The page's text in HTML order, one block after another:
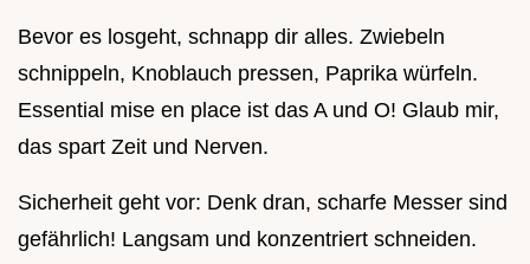
Bevor es losgeht, schnapp dir alles. Zwiebeln
schnippeln, Knoblauch pressen, Paprika würfeln.
Essential mise en place ist das A und O! Glaub mir,
das spart Zeit und Nerven.
Sicherheit geht vor: Denk dran, scharfe Messer sind
gefährlich! Langsam und konzentriert schneiden.